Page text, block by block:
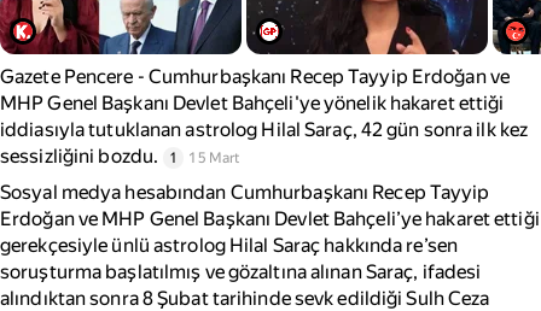
Gazete Pencere - Cumhurbaşkanı Recep Tayyip Erdoğan ve
MHP Genel Başkanı Devlet Bahçeli'ye yönelik hakaret ettiği
iddiasıyla tutuklanan astrolog Hilal Saraç, 42 gün sonra ilk kez
sessizliğini bozdu.
1 15 Mart
Sosyal medya hesabından Cumhurbaşkanı Recep Tayyip
Erdoğan ve MHP Genel Başkanı Devlet Bahçeli’ye hakaret ettiği
gerekçesiyle ünlü astrolog Hilal Saraç hakkında re’sen
soruşturma başlatılmış ve gözaltına alınan Saraç, ifadesi
alındıktan sonra 8 Şubat tarihinde sevk edildiği Sulh Ceza